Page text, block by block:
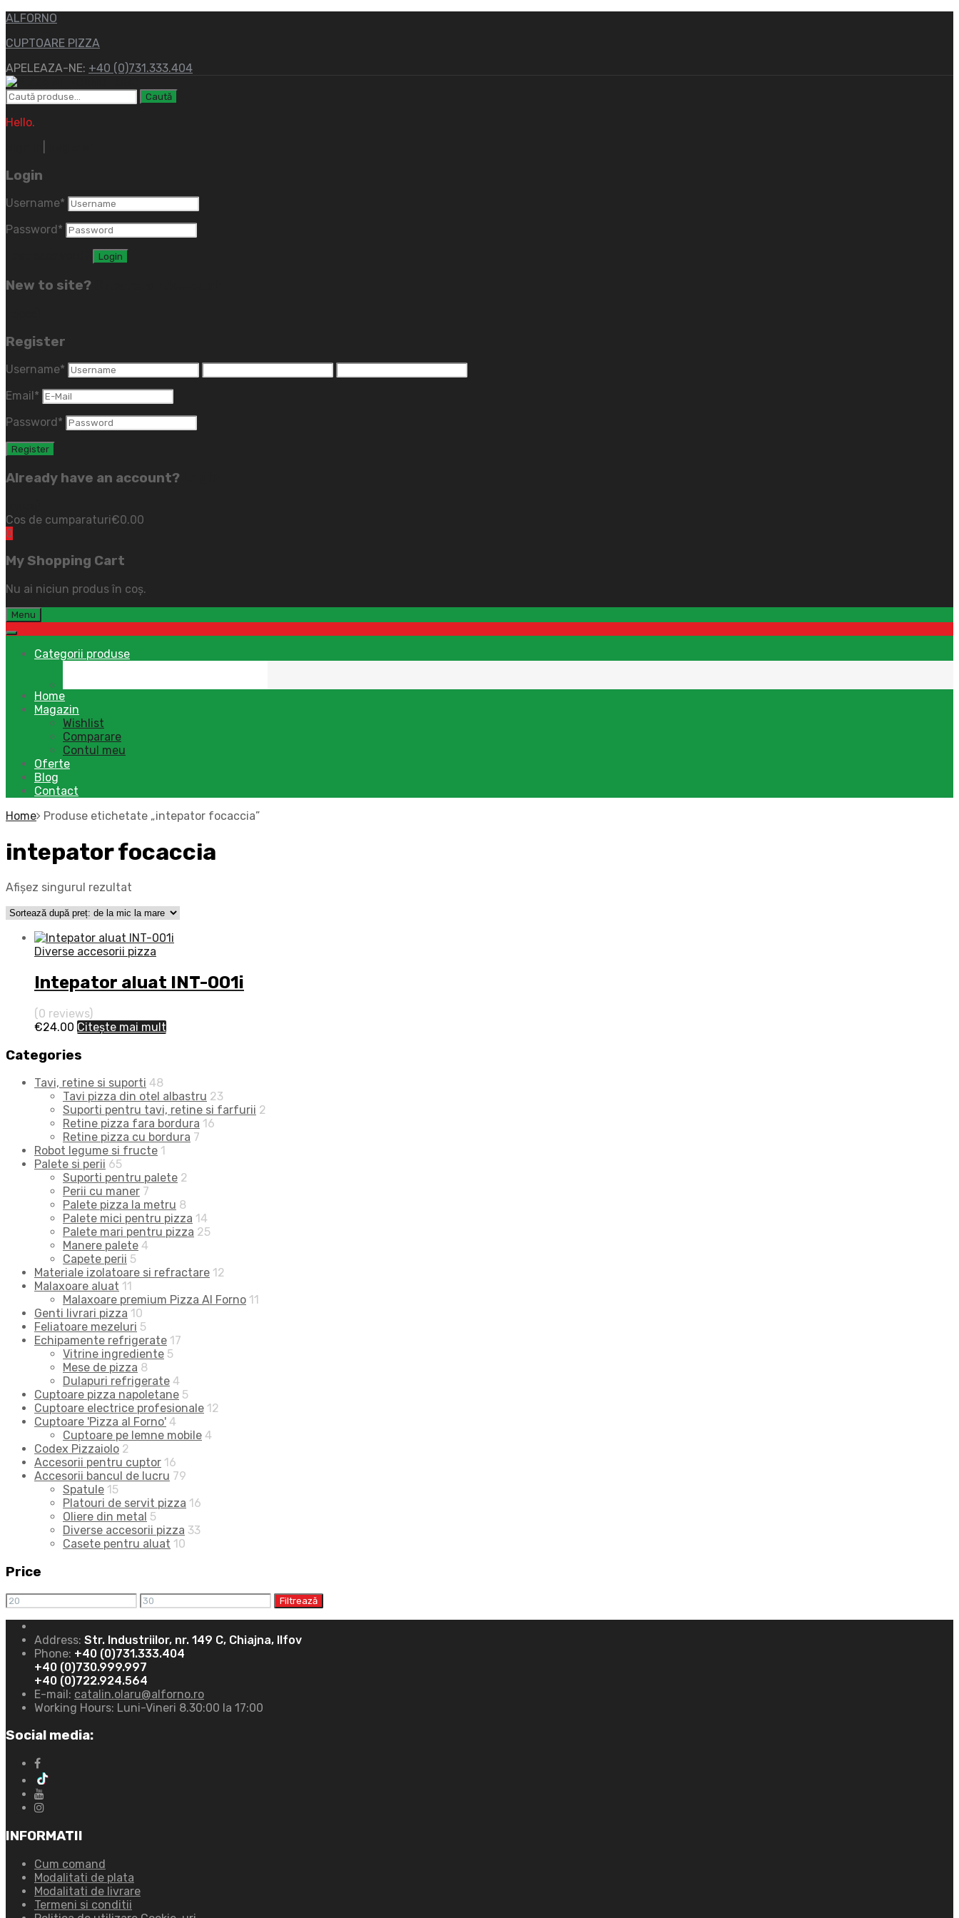
ALFORNO
CUPTOARE PIZZA
APELEAZA-NE: +40 (0)731.333.404
Caută
Hello.
Login
Username*
Password *
New to site?
Register
Username*
Email *
Password *
Already have an account?
Cos de cumparaturi€0.00
0
My Shopping Cart
Nu ai niciun produs în coș.
Menu
Categorii produse
Home
Magazin
Wishlist
Comparare
Contul meu
Oferte
Blog
Contact
Home
Produse etichetate „intepator focaccia”
intepator focaccia
Afișez singurul rezultat
Diverse accesorii pizza
Intepator aluat INT-001i
(0 reviews)
€24.00 Citește mai mult
Categories
Tavi, retine si suporti 48
Tavi pizza din otel albastru 23
Suporti pentru tavi, retine si farfurii 2
Retine pizza fara bordura 16
Retine pizza cu bordura 7
Robot legume si fructe 1
Palete si perii 65
Suporti pentru palete 2
Perii cu maner 7
Palete pizza la metru 8
Palete mici pentru pizza 14
Palete mari pentru pizza 25
Manere palete 4
Capete perii 5
Materiale izolatoare si refractare 12
Malaxoare aluat 11
Malaxoare premium Pizza Al Forno 11
Genti livrari pizza 10
Feliatoare mezeluri 5
Echipamente refrigerate 17
Vitrine ingrediente 5
Mese de pizza 8
Dulapuri refrigerate 4
Cuptoare pizza napoletane 5
Cuptoare electrice profesionale 12
Cuptoare 'Pizza al Forno' 4
Cuptoare pe lemne mobile 4
Codex Pizzaiolo 2
Accesorii pentru cuptor 16
Accesorii bancul de lucru 79
Spatule 15
Platouri de servit pizza 16
Oliere din metal 5
Diverse accesorii pizza 33
Casete pentru aluat 10
Price
Filtrează
Address: Str. Industriilor, nr. 149 C, Chiajna, Ilfov
Phone: +40 (0)731.333.404
+40 (0)730.999.997
+40 (0)722.924.564
E-mail: catalin.olaru@alforno.ro
Working Hours: Luni-Vineri 8.30:00 la 17:00
Social media:
INFORMATII
Cum comand
Modalitati de plata
Modalitati de livrare
Termeni si conditii